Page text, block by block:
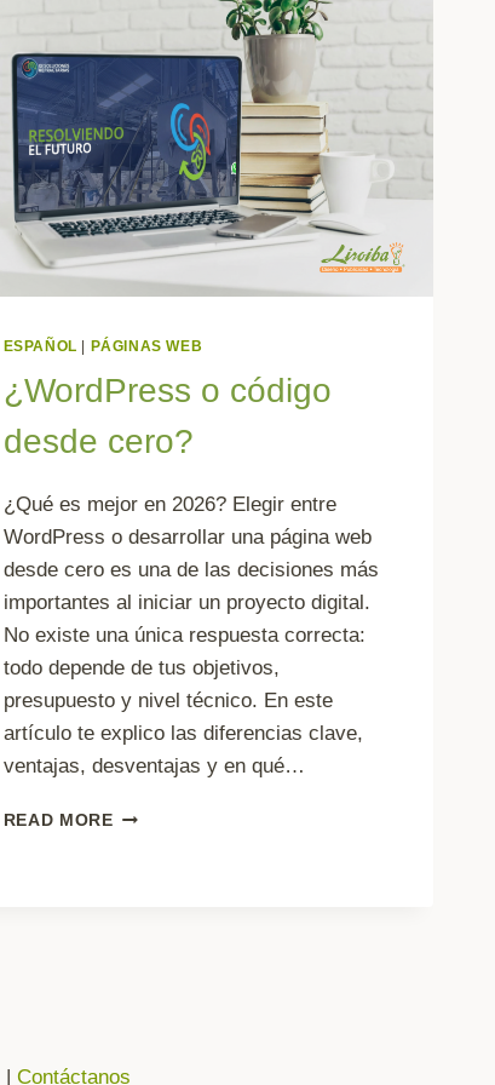
ESPAÑOL PÁGINAS WEB
¿WordPress o código
desde cero?
¿Qué es mejor en 2026? Elegir entre
WordPress o desarrollar una página web
desde cero es una de las decisiones más
importantes al iniciar un proyecto digital.
No existe una única respuesta correcta:
todo depende de tus objetivos,
presupuesto y nivel técnico. En este
artículo te explico las diferencias clave,
ventajas, desventajas y en qué…
READ MORE ¿WORDPRESS
Contáctanos